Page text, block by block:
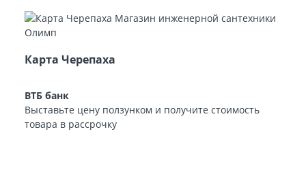
Карта Черепаха
ВТБ банк
Выставьте цену ползунком и получите стоимость
товара в рассрочку